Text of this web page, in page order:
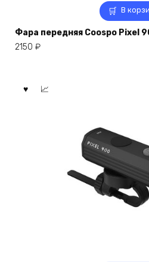
В
Фара передняя Coospo Pixel
2150 ₽